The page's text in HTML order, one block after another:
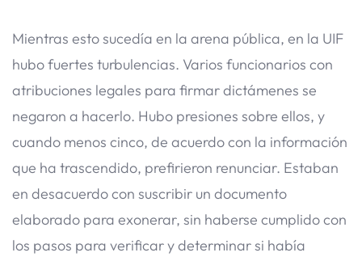
Mientras esto sucedía en la arena pública, en la UIF
hubo fuertes turbulencias. Varios funcionarios con
atribuciones legales para firmar dictámenes se
negaron a hacerlo. Hubo presiones sobre ellos, y
cuando menos cinco, de acuerdo con la información
que ha trascendido, prefirieron renunciar. Estaban
en desacuerdo con suscribir un documento
elaborado para exonerar, sin haberse cumplido con
los pasos para verificar y determinar si había